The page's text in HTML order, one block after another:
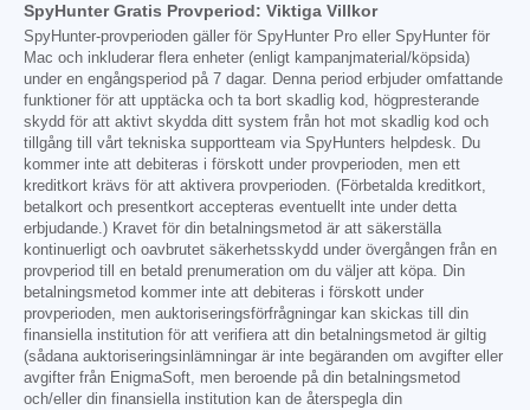
SpyHunter Gratis Provperiod: Viktiga Villkor
SpyHunter-provperioden gäller för SpyHunter Pro eller SpyHunter för
Mac och inkluderar flera enheter (enligt kampanjmaterial/köpsida)
under en engångsperiod på 7 dagar. Denna period erbjuder omfattande
funktioner för att upptäcka och ta bort skadlig kod, högpresterande
skydd för att aktivt skydda ditt system från hot mot skadlig kod och
tillgång till vårt tekniska supportteam via SpyHunters helpdesk. Du
kommer inte att debiteras i förskott under provperioden, men ett
kreditkort krävs för att aktivera provperioden. (Förbetalda kreditkort,
betalkort och presentkort accepteras eventuellt inte under detta
erbjudande.) Kravet för din betalningsmetod är att säkerställa
kontinuerligt och oavbrutet säkerhetsskydd under övergången från en
provperiod till en betald prenumeration om du väljer att köpa. Din
betalningsmetod kommer inte att debiteras i förskott under
provperioden, men auktoriseringsförfrågningar kan skickas till din
finansiella institution för att verifiera att din betalningsmetod är giltig
(sådana auktoriseringsinlämningar är inte begäranden om avgifter eller
avgifter från EnigmaSoft, men beroende på din betalningsmetod
och/eller din finansiella institution kan de återspegla din